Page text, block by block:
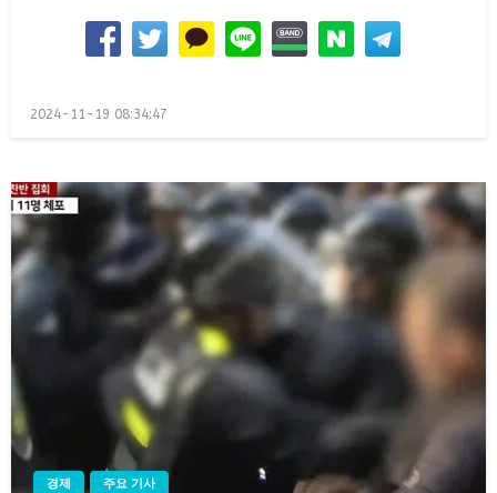
Posted
2024-11-19 08:34:47
경제 주요 기사